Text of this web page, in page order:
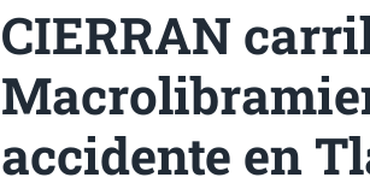
CIERRAN
accidente en